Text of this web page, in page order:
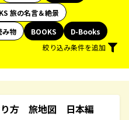
旅の名言＆絶景
み物 BOOKS
D-Books
絞り込み条件を追加
り方 旅地図 日本編